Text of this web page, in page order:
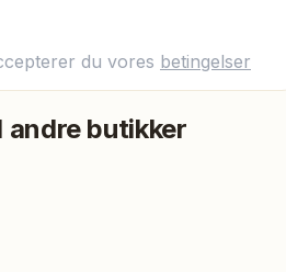
du vores betingelser
andre butikker